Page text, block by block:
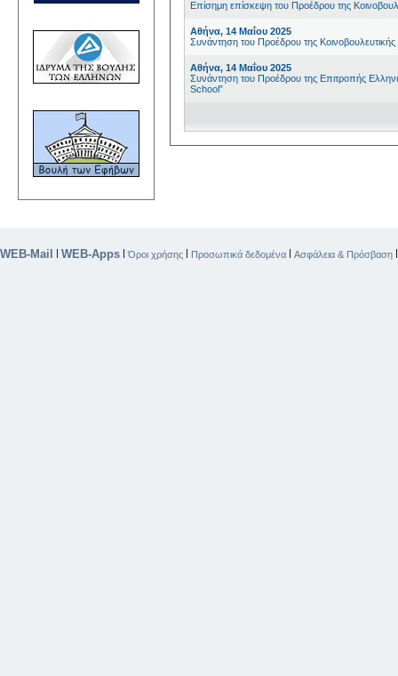
Επίσημη επίσκεψη του Προέδρου της
Αθήνα, 14 Μαΐου 2025
Συνάντηση του Προέδρου της
Αθήνα, 14 Μαΐου 2025
Συνάντηση του Προέδρου της Επιτροπής
School”
WEB-Mail WEB-Apps |Όροι χρήσης Προσωπικά δεδομένα Ασφάλεια & Πρόσβαση